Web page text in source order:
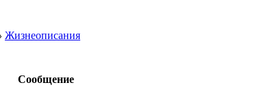
Жизнеописания
Сообщение